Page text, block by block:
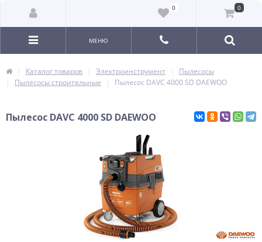
0 0
МЕНЮ
Каталог товаров Электроинструмент
Пылесосы
Пылесосы строительные
Пылесос DAVC 4000 SD DAEWOO
Пылесос DAVC 4000 SD DAEWOO